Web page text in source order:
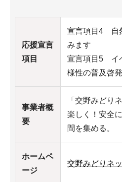
応援宣言
項目
宣言項目4 自
みます
宣言項目5 イ
様性の普及啓
事業者概
要
「交野みどり
楽しく！安全
間を集める。
ホームペ
ージ
交野みどりネ